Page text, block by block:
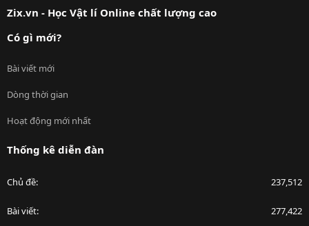
Zix.vn - Học Vật lí Online chất lượng cao
Có gì mới?
Bài viết mới
Dòng thời gian
Hoạt động mới nhất
Thống kê diễn đàn
Chủ đề 237,512
Bài viết 277,422